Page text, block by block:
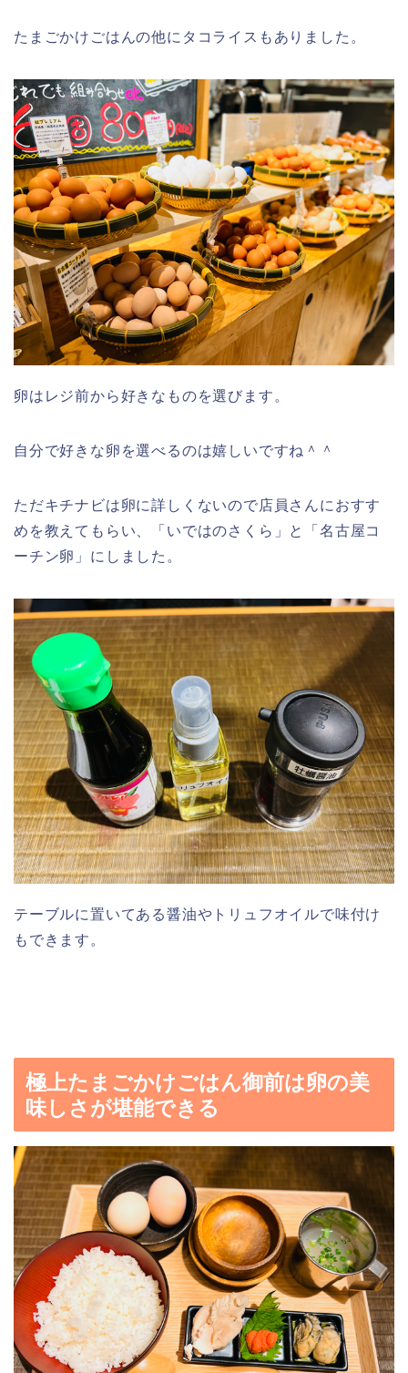
たまごかけごはんの他にタコライスもありました。
卵はレジ前から好きなものを選びます。
自分で好きな卵を選べるのは嬉しいですね＾＾
ただキチナビは卵に詳しくないので店員さんにおすす
めを教えてもらい、「いではのさくら」と「名古屋コ
ーチン卵」にしました。
テーブルに置いてある醤油やトリュフオイルで味付け
もできます。
極上たまごかけごはん御前は卵の美
味しさが堪能できる